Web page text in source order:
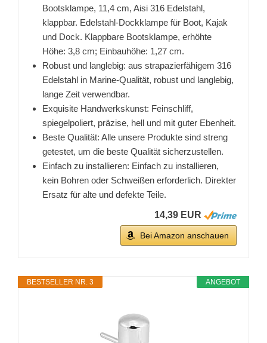
Bootsklampe, 11,4 cm, Aisi 316 Edelstahl,
klappbar. Edelstahl-Dockklampe für Boot, Kajak
und Dock. Klappbare Bootsklampe, erhöhte
Höhe: 3,8 cm; Einbauhöhe: 1,27 cm.
Robust und langlebig: aus strapazierfähigem 316
Edelstahl in Marine-Qualität, robust und langlebig,
lange Zeit verwendbar.
Exquisite Handwerkskunst: Feinschliff,
spiegelpoliert, präzise, hell und mit guter Ebenheit.
Beste Qualität: Alle unsere Produkte sind streng
getestet, um die beste Qualität sicherzustellen.
Einfach zu installieren: Einfach zu installieren,
kein Bohren oder Schweißen erforderlich. Direkter
Ersatz für alte und defekte Teile.
14,39 EUR
Bei Amazon anschauen
ANGEBOT
BESTSELLER NR. 3